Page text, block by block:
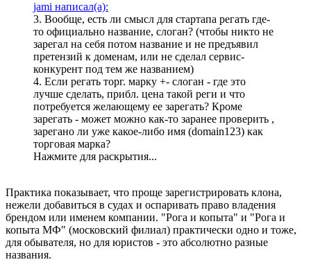
jami написал(а):
3. Вообще, есть ли смысл для стартапа регать где-
то официально название, слоган? (чтобы никто не
зарегал на себя потом название и не предъявил
претензий к доменам, или не сделал сервис-
конкурент под тем же названием)
4. Если регать торг. марку +- слоган - где это
лучше сделать, прибл. цена такой реги и что
потребуется желающему ее зарегать? Кроме
зарегать - может можно как-то заранее проверить ,
зарегано ли уже какое-либо имя (domain123) как
торговая марка?
Нажмите для раскрытия...
Практика показывает, что проще зарегистрировать клона,
нежели добавиться в судах и оспаривать право владения
брендом или именем компании. "Рога и копыта" и "Рога и
копыта МФ" (московский филиал) практически одно и тоже,
для обывателя, но для юристов - это абсолютно разные
названия.